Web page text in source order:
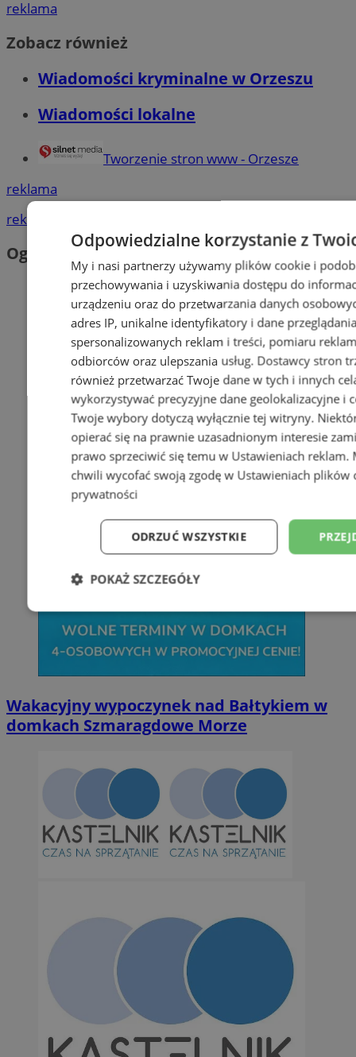
reklama
Zobacz również
Wiadomości kryminalne w Orzeszu
Wiadomości lokalne
Tworzenie stron www - Orzesze
reklama
reklama
Ogłoszenia
Wakacyjny wypoczynek nad Bałtykiem w
domkach Szmaragdowe Morze
Odpowiedzialne korzystanie z
My i nasi partnerzy używamy plików cookie i
przechowywania i uzyskiwania dostępu do
urządzeniu oraz do przetwarzania danych
adres IP, unikalne identyfikatory i dane
spersonalizowanych reklam i treści, pomiaru
odbiorców oraz ulepszania usług. Dostawcy stron
również przetwarzać Twoje dane w tych i innych
wykorzystywać precyzyjne dane geolokalizacyjne i
Twoje wybory dotyczą wyłącznie tej witryny.
opierać się na prawnie uzasadnionym interesie
prawo sprzeciwić się temu w Ustawieniach reklam.
chwili wycofać swoją zgodę w Ustawieniach plików
prywatności
ODRZUĆ WSZYSTKIE
POKAŻ SZCZEGÓŁY
Niezbędne Wydajność
Niesklasyfikowane
Niezbędne Wydajność Targetowanie
Niezbędne pliki cookie umożliwiają korzystanie z podstawowych
takich jak logowanie użytkownika i zarządzanie kontem. Bez
można prawidłowo korzystać ze strony internetowej.
QeSessID
MvSessID
VISITOR_PRIVACY_METADATA
YouTube
.youtube.com